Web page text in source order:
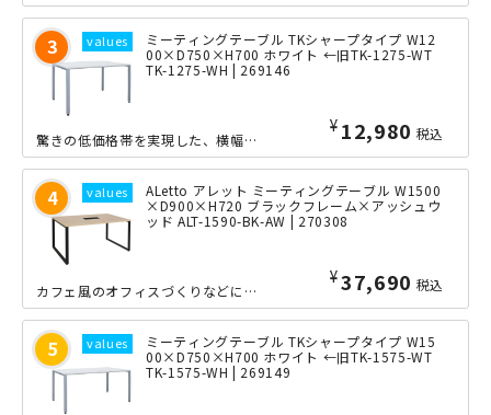
ミーティングテーブル TKシャープタイプ W12
00×D750×H700 ホワイト ←旧TK-1275-WT
TK-1275-WH | 269146
¥ 12,980 税込
驚きの低価格帯を実現した、横幅1200×奥行き750mmの会議用テーブルです。定...
ALetto アレット ミーティングテーブル W1500
×D900×H720 ブラックフレーム×アッシュウ
ッド ALT-1590-BK-AW | 270308
¥37,690 税込
カフェ風のオフィスづくりなどに最適な「ALetto（アレット）」シリーズの横幅1...
ミーティングテーブル TKシャープタイプ W15
00×D750×H700 ホワイト ←旧TK-1575-WT
TK-1575-WH | 269149